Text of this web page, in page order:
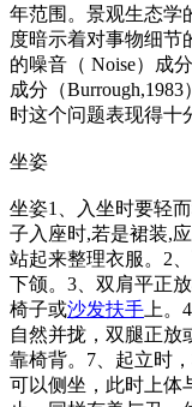
年范围。景观生态学
度暗示着对事物细节
的噪音（ Noise）成
成分（
时这个问题表现得十
坐姿
坐姿1、入坐时要轻
子入座时,若是裙装,
站起来整理衣服。2
下颌。3、双肩平正
椅子或沙发扶手 上
自然并拢，双腿正放
靠椅背。7、起立时
可以侧坐，此时上体